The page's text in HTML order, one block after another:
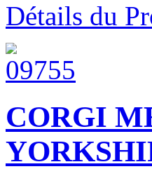
Détails du
CORGI